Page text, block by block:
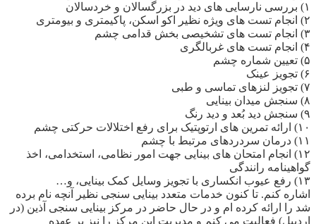
۱) بررسی نارسایی های دید در بزرگسالان و خردسالان
۲) انجام تست های ویژه نظیر اکو اسکن، پاکیمتری و بیومتری
۳) انجام تست های تشخیصی بخش قدامی چشم
۴) انجام تست های غربالگری
۵) تعیین شماره چشم
۶) تجویز عینک
۷) تجویز لنزهای تماسی و طبی
۸) سنجش میدان بینایی
۹) سنجش دید بُعد و دید رنگ
۱۰) ارائه تمرین های ارتوپتیک برای رفع اختلالات حرکتی چشم
۱۱) درمان سردردهای مرتبط با چشم
۱۲) انجام امتحان های بینایی جهت امور نظامی، استخدامی، اخذ
گواهینامه رانندگی
۱۳) رفع عیوب انکساری با تجویز وسایل کمک بینایی، و…
اشاره کنم. تا کنون خدمات متعدد بینایی سنجی نظیر آنچه نام برده
شد را ارائه کرده ام و در حال حاضر در مرکز بینایی سنجی آذین (در
اردبیل) فعالیت می کنم و مدیریت این مرکز را نیز بر عهده